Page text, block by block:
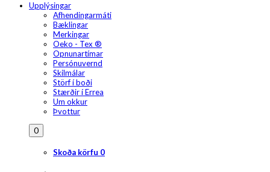
Upplýsingar
Afhendingarmáti
Bæklingar
Merkingar
Oeko - Tex ®
Opnunartímar
Persónuvernd
Skilmálar
Störf í boði
Stærðir í Errea
Um okkur
Þvottur
0
Skoða körfu 0